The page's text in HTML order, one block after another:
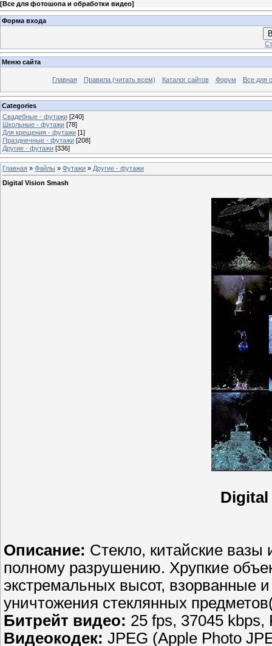
[Все для фотошопа и обработки видео]
Форма входа
Меню сайта
Главная Правила (читать всем) Каталог сайтов Форум Все для
Categories
Свадебные - футажи [240]
Школьные - футажи [78]
Для крещения - футажи [1]
Празднечные - футажи [208]
Другие - футажи [336]
Главная » Файлы » Футажи » Другие - футажи
Digital Vision Smash
Digital
Описание: Стекло, китайские вазы
полному разрушению. Хрупкие
экстремальных высот, взорванные
уничтожения стеклянных
Битрейт видео: 25 fps, 37045 kbps,
Видеокодек: JPEG (Apple Photo